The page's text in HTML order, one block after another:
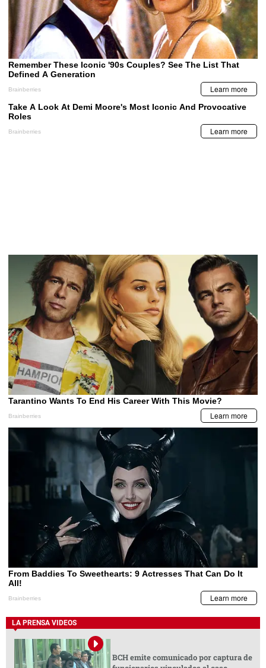
LA PRENSA VIDEOS
BCH emite comunicado por captura de